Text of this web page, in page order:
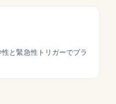
と緊急性トリガーでブラ